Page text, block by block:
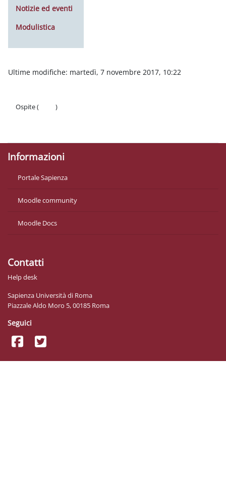
Notizie ed eventi
Modulistica
Ultime modifiche: martedì, 7 novembre 2017, 10:22
Ospite (
)
Informazioni
Portale Sapienza
Moodle community
Moodle Docs
Contatti
Help desk
Sapienza Università di Roma
Piazzale Aldo Moro 5, 00185 Roma
Seguici